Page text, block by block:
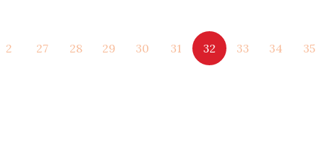
Tham vấn Interlink
2 27 28 29 30 31 32 33 34 35